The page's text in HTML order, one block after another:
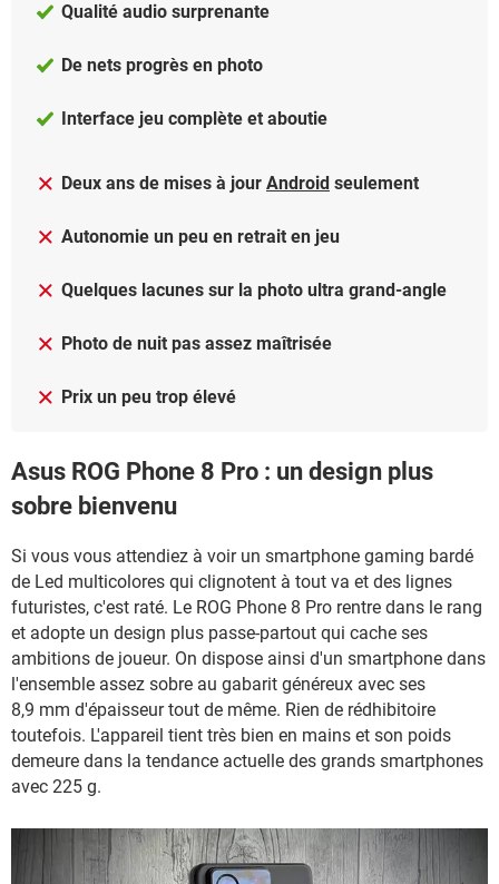
Qualité audio surprenante
De nets progrès en photo
Interface jeu complète et aboutie
Deux ans de mises à jour Android seulement
Autonomie un peu en retrait en jeu
Quelques lacunes sur la photo ultra grand-angle
Photo de nuit pas assez maîtrisée
Prix un peu trop élevé
Asus ROG Phone 8 Pro : un design plus
sobre bienvenu
Si vous vous attendiez à voir un smartphone gaming bardé
de Led multicolores qui clignotent à tout va et des lignes
futuristes, c'est raté. Le ROG Phone 8 Pro rentre dans le rang
et adopte un design plus passe-partout qui cache ses
ambitions de joueur. On dispose ainsi d'un smartphone dans
l'ensemble assez sobre au gabarit généreux avec ses
8,9 mm d'épaisseur tout de même. Rien de rédhibitoire
toutefois. L'appareil tient très bien en mains et son poids
demeure dans la tendance actuelle des grands smartphones
avec 225 g.